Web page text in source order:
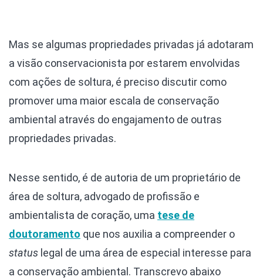
Mas se algumas propriedades privadas já adotaram
a visão conservacionista por estarem envolvidas
com ações de soltura, é preciso discutir como
promover uma maior escala de conservação
ambiental através do engajamento de outras
propriedades privadas.
Nesse sentido, é de autoria de um proprietário de
área de soltura, advogado de profissão e
ambientalista de coração, uma tese de
doutoramento que nos auxilia a compreender o
status legal de uma área de especial interesse para
a conservação ambiental. Transcrevo abaixo